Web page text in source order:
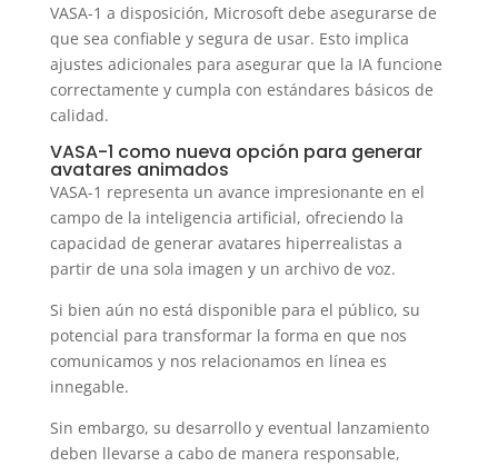
VASA-1 a disposición, Microsoft debe asegurarse de
que sea confiable y segura de usar. Esto implica
ajustes adicionales para asegurar que la IA funcione
correctamente y cumpla con estándares básicos de
calidad.
VASA-1 como nueva opción para generar
avatares animados
VASA-1 representa un avance impresionante en el
campo de la inteligencia artificial, ofreciendo la
capacidad de generar avatares hiperrealistas a
partir de una sola imagen y un archivo de voz.
Si bien aún no está disponible para el público, su
potencial para transformar la forma en que nos
comunicamos y nos relacionamos en línea es
innegable.
Sin embargo, su desarrollo y eventual lanzamiento
deben llevarse a cabo de manera responsable,